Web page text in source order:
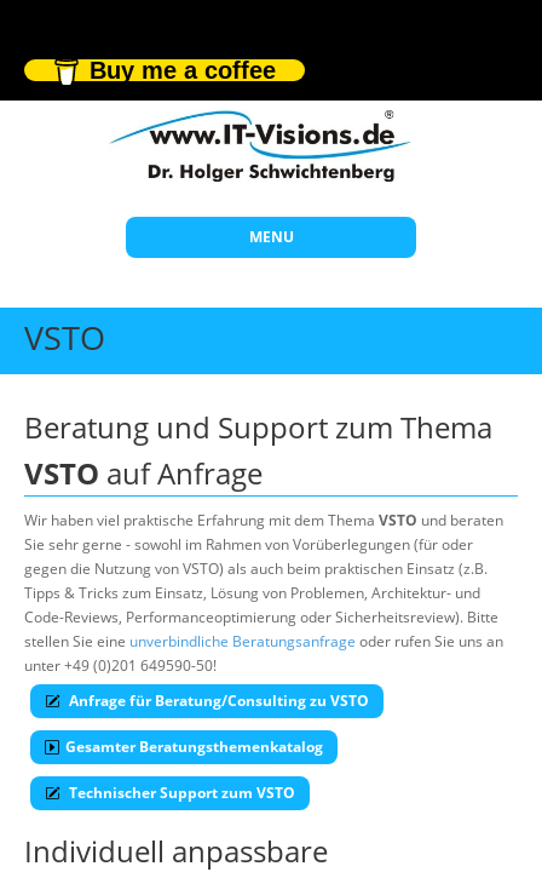
Buy me a coffee
MENU
Start
Individuelle Schulungen
Offene Seminare
Wissen
Über uns
Suche
VSTO
Beratung und Support zum Thema
VSTO auf Anfrage
Wir haben viel praktische Erfahrung mit dem Thema VSTO und beraten
Sie sehr gerne - sowohl im Rahmen von Vorüberlegungen (für oder
gegen die Nutzung von VSTO) als auch beim praktischen Einsatz (z.B.
Tipps & Tricks zum Einsatz, Lösung von Problemen, Architektur- und
Code-Reviews, Performanceoptimierung oder Sicherheitsreview). Bitte
stellen Sie eine unverbindliche Beratungsanfrage oder rufen Sie uns an
unter +49 (0)201 649590-50!
Anfrage für Beratung/Consulting zu VSTO
Gesamter Beratungsthemenkatalog
Technischer Support zum VSTO
Individuell anpassbare